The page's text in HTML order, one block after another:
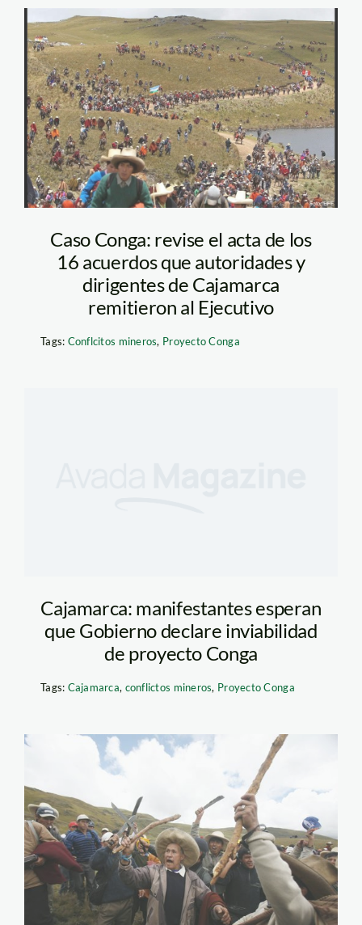
cajamarca_1
Caso Conga: revise el acta de los
16 acuerdos que autoridades y
dirigentes de Cajamarca
remitieron al Ejecutivo
Tags: Conflcitos mineros, Proyecto Conga
Cajamarca: manifestantes esperan
que Gobierno declare inviabilidad
de proyecto Conga
Tags: Cajamarca, conflictos mineros, Proyecto Conga
conga_reuters_1